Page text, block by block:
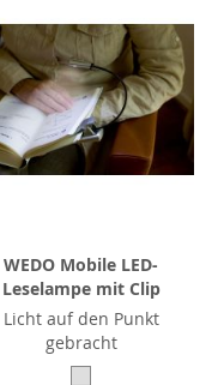
WEDO Mobile LED-
Leselampe mit Clip
Licht auf den Punkt
gebracht